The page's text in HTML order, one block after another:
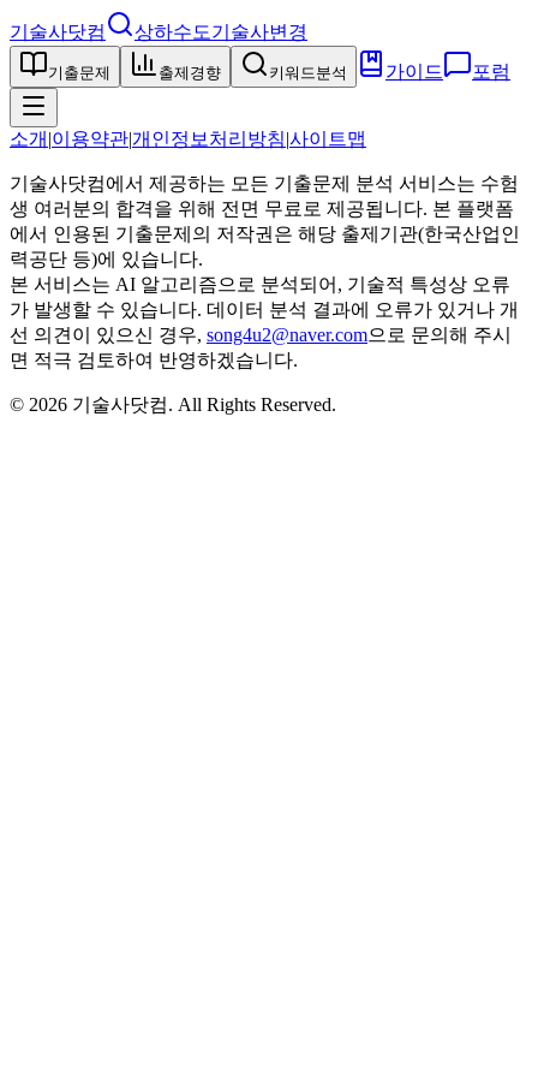
기술사닷컴 상하수도기술사변경
기출문제 출제경향 키워드분석 가이드 포럼
소개 |이용약관|개인정보처리방침|사이트맵
기술사닷컴에서 제공하는 모든 기출문제 분석 서비스는 수험
생 여러분의 합격을 위해 전면 무료로 제공됩니다. 본 플랫폼
에서 인용된 기출문제의 저작권은 해당 출제기관(한국산업인
력공단 등)에 있습니다.
본 서비스는 AI 알고리즘으로 분석되어, 기술적 특성상 오류
가 발생할 수 있습니다. 데이터 분석 결과에 오류가 있거나 개
선 의견이 있으신 경우, song4u2@naver.com으로 문의해 주시
면 적극 검토하여 반영하겠습니다.
© 2026 기술사닷컴. All Rights Reserved.